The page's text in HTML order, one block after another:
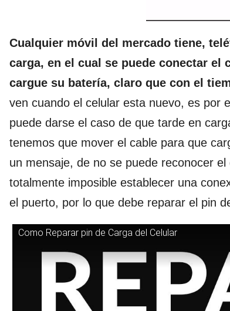
Cualquier móvil del mercado tiene,
carga, en el cual se puede conectar el
cargue su batería, claro que con el
ven cuando el celular esta nuevo, es por
puede darse el caso de que tarde en
tenemos que mover el cable para que
un mensaje, de no se puede reconocer
totalmente imposible establecer una
el puerto, por lo que debe reparar el pin
Como Reparar pin de Carga del Celular